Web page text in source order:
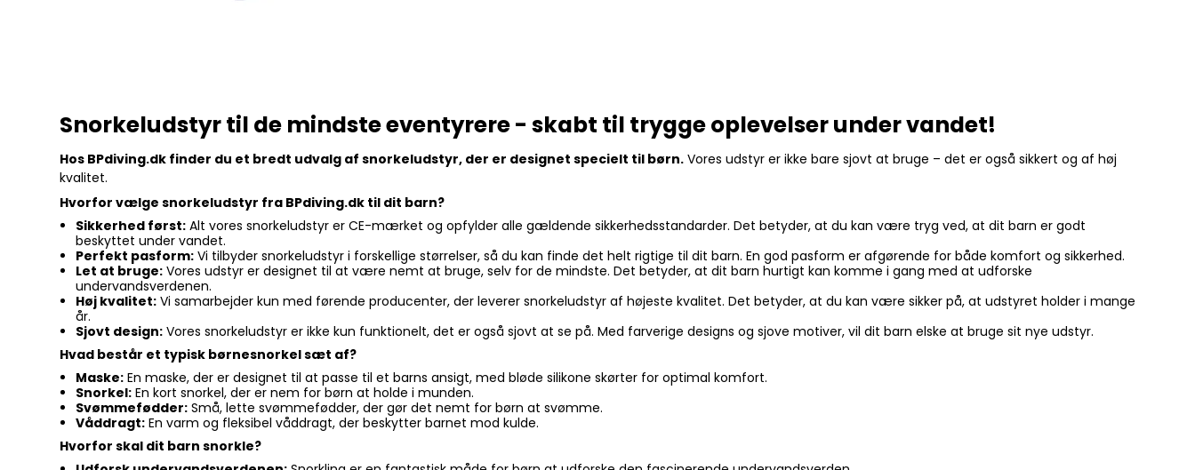
Snorkeludstyr til de mindste eventyrere - skabt til trygge oplevelser under vandet!
Hos BPdiving.dk finder du et bredt udvalg af snorkeludstyr, der er designet specielt til børn. Vores udstyr er ikke bare sjovt at bruge – det er også sikkert og af høj
kvalitet.
Hvorfor vælge snorkeludstyr fra BPdiving.dk til dit barn?
Sikkerhed først:Alt vores snorkeludstyr er CE-mærket og opfylder alle gældende sikkerhedsstandarder. Det betyder, at du kan være tryg ved, at dit barn er godt
beskyttet under vandet.
Perfekt pasform:Vi tilbyder snorkeludstyr i forskellige størrelser, så du kan finde det helt rigtige til dit barn. En god pasform er afgørende for både komfort og sikkerhed.
Let at bruge:Vores udstyr er designet til at være nemt at bruge, selv for de mindste. Det betyder, at dit barn hurtigt kan komme i gang med at udforske
undervandsverdenen.
Høj kvalitet:Vi samarbejder kun med førende producenter, der leverer snorkeludstyr af højeste kvalitet. Det betyder, at du kan være sikker på, at udstyret holder i mange
år.
Sjovt design:Vores snorkeludstyr er ikke kun funktionelt, det er også sjovt at se på. Med farverige designs og sjove motiver, vil dit barn elske at bruge sit nye udstyr.
Hvad består et typisk børnesnorkel sæt af?
Maske:En maske, der er designet til at passe til et barns ansigt, med bløde silikone skørter for optimal komfort.
Snorkel:En kort snorkel, der er nem for børn at holde i munden.
Svømmefødder:Små, lette svømmefødder, der gør det nemt for børn at svømme.
Våddragt:En varm og fleksibel våddragt, der beskytter barnet mod kulde.
Hvorfor skal dit barn snorkle?